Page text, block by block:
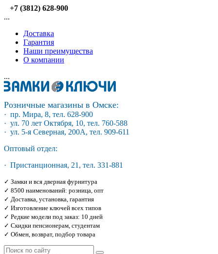
+7 (3812) 628-900
...
Доставка
Гарантия
Наши преимущества
О компании
...
Розничные магазины в Омске:
· пр. Мира, 8, тел. 628-900
· ул. 70 лет Октября, 10, тел. 760-588
· ул. 5-я Северная, 200А, тел. 909-611
Оптовый отдел:
· Пристанционная, 21, тел. 331-881
✓ Замки и вся дверная фурнитура
✓ 8500 наименований: розница, опт
✓ Доставка, установка, гарантия
✓ Изготовление ключей всех типов
✓ Редкие модели под заказ: 10 дней
✓ Скидки пенсионерам, студентам
✓ Обмен, возврат, подбор товара